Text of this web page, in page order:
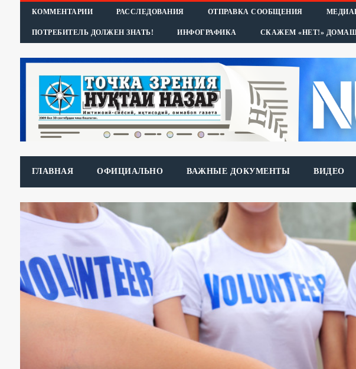
КОММЕНТАРИИ РАССЛЕДОВАНИЯ ОТПРАВКА СООБЩЕНИЯ
ПОТРЕБИТЕЛЬ ДОЛЖЕН ЗНАТЬ! ИНФОГРАФИКА СКАЖЕМ «НЕТ!»
ГЛАВНАЯ ОФИЦИАЛЬНО ВАЖНЫЕ ДОКУМЕНТЫ ВИДЕО